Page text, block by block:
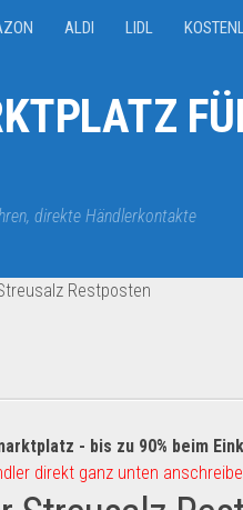
ALDI LIDL
direkte Händlerkontakte
Restposten
- bis zu 90% beim
direkt ganz unten